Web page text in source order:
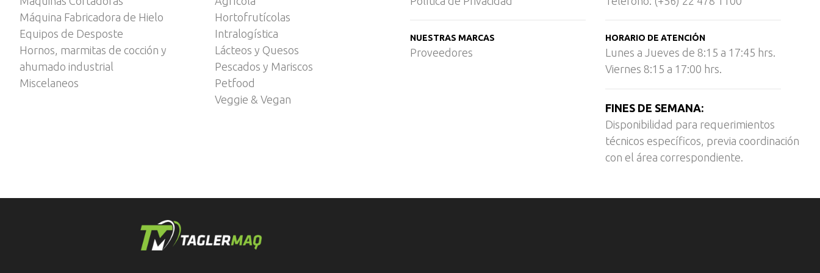
Máquina Fabricadora de Hielo
Equipos de Desposte
Hornos, marmitas de cocción y
ahumado industrial
Miscelaneos
Hortofrutícolas
Intralogística
Lácteos y Quesos
Pescados y Mariscos
Petfood
Veggie & Vegan
NUESTRAS MARCAS
Proveedores
HORARIO DE ATENCIÓN
Lunes a Jueves de 8:15 a 17:45 hrs.
Viernes 8:15 a 17:00 hrs.
FINES DE SEMANA:
Disponibilidad para requerimientos
técnicos específicos, previa coordinación
con el área correspondiente.